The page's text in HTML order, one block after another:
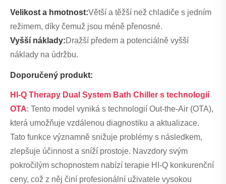
Velikost a hmotnost:Větší a těžší než chladiče s jedním
režimem, díky čemuž jsou méně přenosné.
Vyšší náklady:Dražší předem a potenciálně vyšší
náklady na údržbu.
Doporučený produkt:
HI-Q Therapy Dual System Bath Chiller s technologií
OTA: Tento model vyniká s technologií Out-the-Air (OTA),
která umožňuje vzdálenou diagnostiku a aktualizace.
Tato funkce významně snižuje problémy s následkem,
zlepšuje účinnost a sníží prostoje. Navzdory svým
pokročilým schopnostem nabízí terapie HI-Q konkurenční
ceny, což z něj činí profesionální uživatele vysokou